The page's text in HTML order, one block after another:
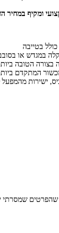
ומקיף במחיר
בטייבה
במגדש או
בצורה הטובה
המתקדם
ישירות מהמפעל
שמסרתי יישמרו